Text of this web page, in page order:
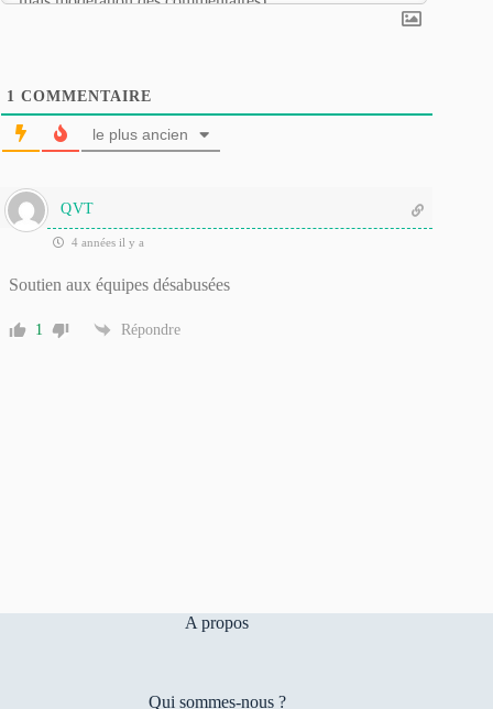
1 COMMENTAIRE
le plus ancien
QVT
4 années il y a
Soutien aux équipes désabusées
1 Répondre
A propos
Qui sommes-nous ?